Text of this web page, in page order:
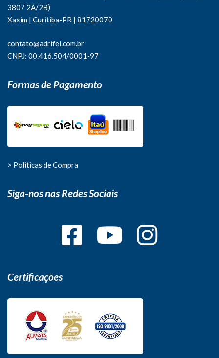
3807 2A/2B)
Xaxim | Curitiba-PR | 81720070
contato@adrifel.com.br
CNPJ: 00.416.504/0001-97
Formas de Pagamento
> Politicas de Compra
Siga-nos nas Redes Sociais
Certificações